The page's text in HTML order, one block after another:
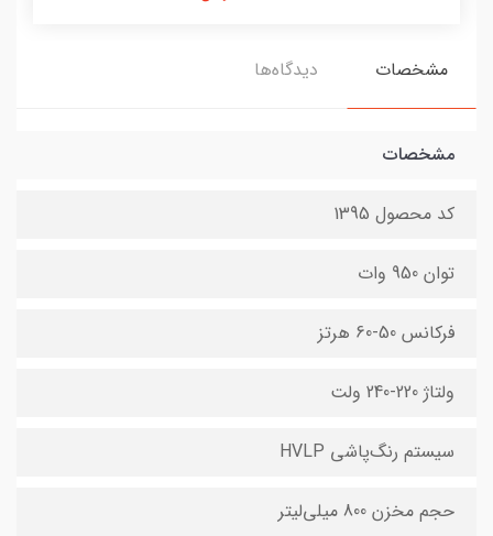
مشخصات دیدگاه‌ها
مشخصات
کد محصول 1395
توان 950 وات
فرکانس 50-60 هرتز
ولتاژ 220-240 ولت
سیستم رنگ‌پاشی HVLP
حجم مخزن 800 میلی‌لیتر